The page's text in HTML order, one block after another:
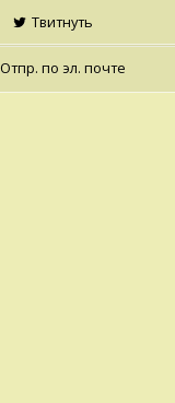
Твитнуть
Отпр. по эл. почте